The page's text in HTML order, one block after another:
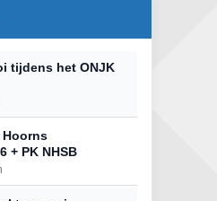
tijdens het ONJK
Hoorns
+ PK NHSB